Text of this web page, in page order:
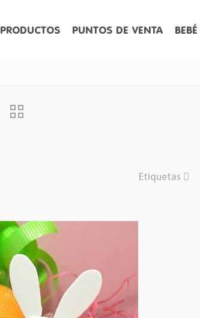
PRODUCTOS PUNTOS DE VENTA BEBÉ
Etiquetas